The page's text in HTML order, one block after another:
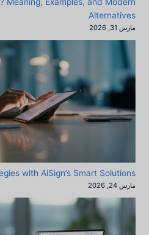
Alternatives
مارس 31, 2026
with AiSign’s Smart Solutions
مارس 24, 2026